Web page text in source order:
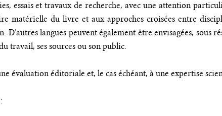
essais et travaux de recherche, avec une attention
matérielle du livre et aux approches croisées entre
D’autres langues peuvent également être envisagées, sous
travail, ses sources ou son public.
évaluation éditoriale et, le cas échéant, à une expertise